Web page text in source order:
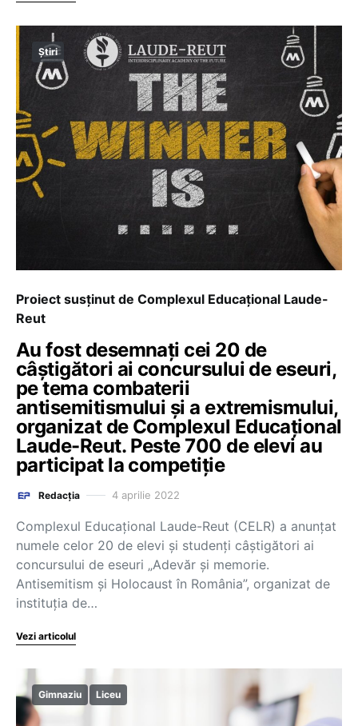
Știri
Proiect susținut de Complexul Educațional Laude-
Reut
Au fost desemnați cei 20 de
câștigători ai concursului de eseuri,
pe tema combaterii
antisemitismului și a extremismului,
organizat de Complexul Educațional
Laude-Reut. Peste 700 de elevi au
participat la competiție
Redacția 4 aprilie 2022
Complexul Educațional Laude-Reut (CELR) a anunțat
numele celor 20 de elevi și studenți câștigători ai
concursului de eseuri „Adevăr și memorie.
Antisemitism și Holocaust în România”, organizat de
instituția de…
Vezi articolul
Gimnaziu Liceu